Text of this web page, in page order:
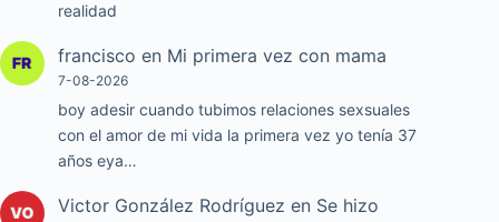
realidad
francisco en Mi primera vez con mama
7-08-2026
boy adesir cuando tubimos relaciones sexsuales
con el amor de mi vida la primera vez yo tenía 37
años eya…
Victor González Rodríguez en Se hizo